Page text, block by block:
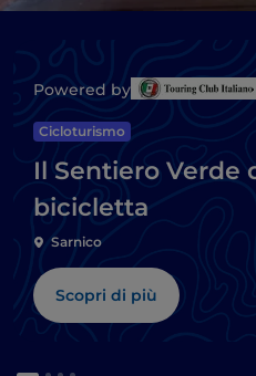
Powered by
Cicloturismo
Il Sentiero Verde
bicicletta
Sarnico
Scopri di più